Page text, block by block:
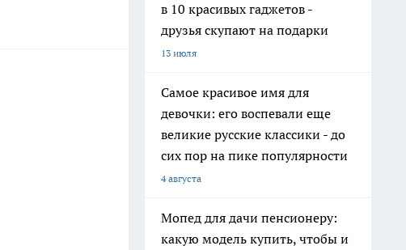
в 10 красивых гаджетов -
друзья скупают на подарки
13 июля
Самое красивое имя для
девочки: его воспевали еще
великие русские классики - до
сих пор на пике популярности
4 августа
Мопед для дачи пенсионеру:
какую модель купить, чтобы и